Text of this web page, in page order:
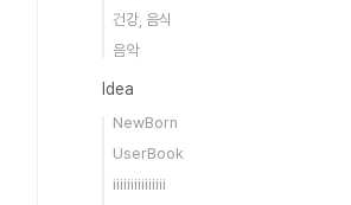
건강, 음식
음악
Idea
NewBorn
UserBook
iiiiiiiiiiiiiii